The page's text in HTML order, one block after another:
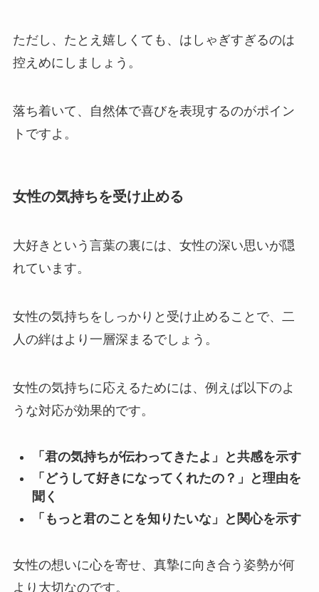
ただし、たとえ嬉しくても、はしゃぎすぎるのは
控えめにしましょう。
落ち着いて、自然体で喜びを表現するのがポイン
トですよ。
女性の気持ちを受け止める
大好きという言葉の裏には、女性の深い思いが隠
れています。
女性の気持ちをしっかりと受け止めることで、二
人の絆はより一層深まるでしょう。
女性の気持ちに応えるためには、例えば以下のよ
うな対応が効果的です。
「君の気持ちが伝わってきたよ」と共感を示す
「どうして好きになってくれたの？」と理由を
聞く
「もっと君のことを知りたいな」と関心を示す
女性の想いに心を寄せ、真摯に向き合う姿勢が何
より大切なのです。